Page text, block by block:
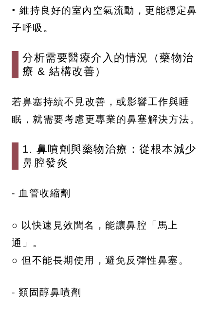
• 維持良好的室內空氣流動，更能穩定鼻
子呼吸。
分析需要醫療介入的情況（藥物治
療 & 結構改善）
若鼻塞持續不見改善，或影響工作與睡
眠，就需要考慮更專業的鼻塞解決方法。
1. 鼻噴劑與藥物治療：從根本減少
鼻腔發炎
- 血管收縮劑
○ 以快速見效聞名，能讓鼻腔「馬上
通」。
○ 但不能長期使用，避免反彈性鼻塞。
- 類固醇鼻噴劑